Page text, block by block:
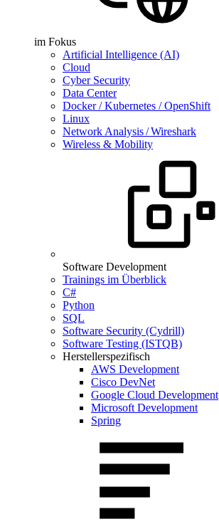
im Fokus
Artificial Intelligence (AI)
Cloud
Cyber Security
Data Center
Docker / Kubernetes / OpenShift
Linux
Network Analysis / Wireshark
Wireless & Mobility
Software Development
Trainings im Überblick
C#
Python
SQL
Software Security (Cydrill)
Software Testing (ISTQB)
Herstellerspezifisch
AWS Development
Cisco DevNet
Google Cloud Development
Microsoft Development
Spring